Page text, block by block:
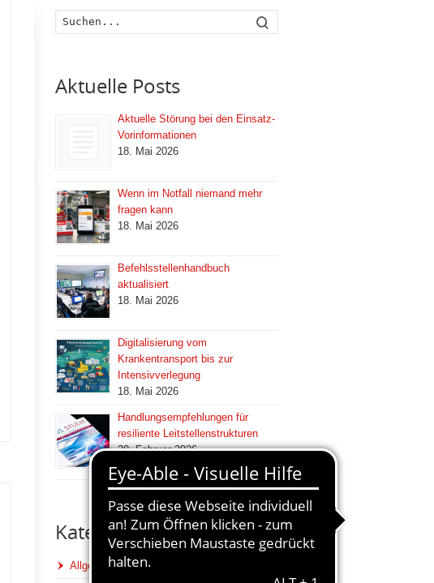
Aktuelle Posts
Aktuelle Störung bei den Einsatz-
Vorinformationen
18. Mai 2026
Wenn im Notfall niemand mehr
fragen kann
18. Mai 2026
Befehlsstellenhandbuch
aktualisiert
18. Mai 2026
Digitalisierung vom
Krankentransport bis zur
Intensivverlegung
18. Mai 2026
Handlungsempfehlungen für
resiliente Leitstellenstrukturen
20. Februar 2026
Kategorien
Allgemein